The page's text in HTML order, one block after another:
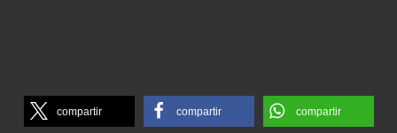
compartir compartir compartir